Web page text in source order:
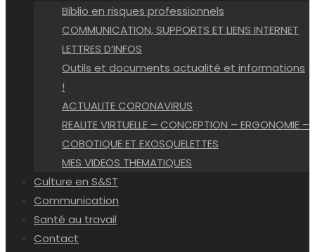
Biblio en risques professionnels
COMMUNICATION, SUPPORTS ET LIENS INTERNET
LETTRES D’INFOS
Outils et documents actualité et informations
!
ACTUALITE CORONAVIRUS
REALITE VIRTUELLE – CONCEPTION – ERGONOMIE –
COBOTIQUE ET EXOSQUELETTES
MES VIDEOS THEMATIQUES
Culture en S&ST
Communication
Santé au travail
Contact